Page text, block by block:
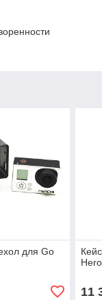
для Go
11